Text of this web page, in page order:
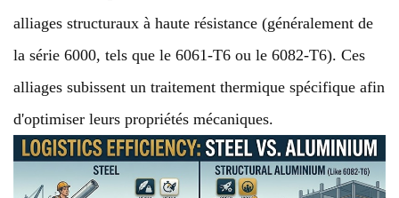
alliages structuraux à haute résistance (généralement de
la série 6000, tels que le 6061-T6 ou le 6082-T6). Ces
alliages subissent un traitement thermique spécifique afin
d'optimiser leurs propriétés mécaniques.